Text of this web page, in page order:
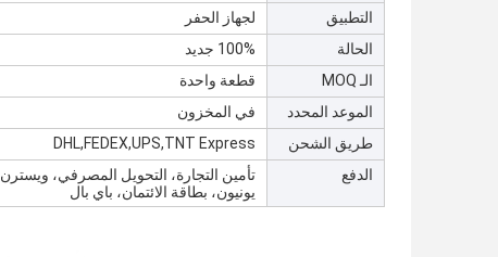
التطبيق
لجهاز الحفر
الحالة
100% جديد
الـ MOQ
قطعة واحدة
الموعد المحدد
في المخزون
طريق الشحن
DHL,FEDEX,UPS,TNT Express
الدفع
تأمين التجارة، التحويل المصرفي، ويسترن
يونيون، بطاقة الائتمان، باي بال